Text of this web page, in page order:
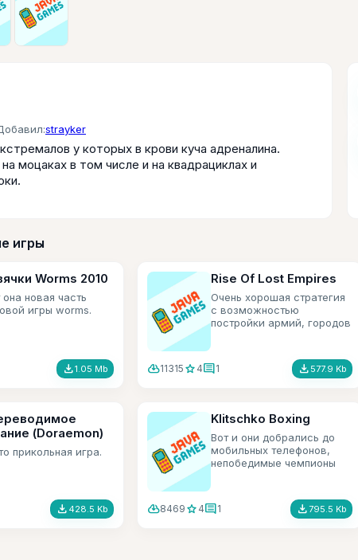
strayker
у которых в крови куча адреналина.
моцаках в том числе и на квадрациклах и
игры
Worms 2010
новая часть
игры worms.
file_download1.05 Mb
Rise Of Lost Empires
Очень хорошая стратегия
с возможностью
постройки армий, городов
cloud_download11315 star 4comment1 file_download 577.9 Kb
(Doraemon)
прикольная игра.
file_download 428.5 Kb
Klitschko Boxing
Вот и они добрались до
мобильных телефонов,
непобедимые чемпионы
чемпионами.
cloud_download8469 star 4comment1 file_download795.5 Kb